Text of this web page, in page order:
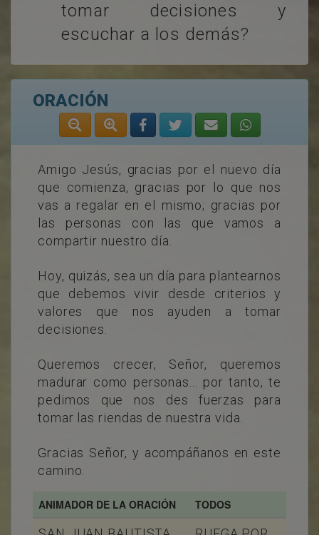
tomar decisiones y
escuchar a los demás?
ORACIÓN
Amigo Jesús, gracias por el nuevo día
que comienza, gracias por lo que nos
vas a regalar en el mismo; gracias por
las personas con las que vamos a
compartir nuestro día.
Hoy, quizás, sea un día para plantearnos
que debemos vivir desde criterios y
valores que nos ayuden a tomar
decisiones.
Queremos crecer, Señor, queremos
madurar como personas... por tanto, te
pedimos que nos des fuerzas para
tomar las riendas de nuestra vida.
Gracias Señor, y acompáñanos en este
camino.
ANIMADOR DE LA ORACIÓN TODOS